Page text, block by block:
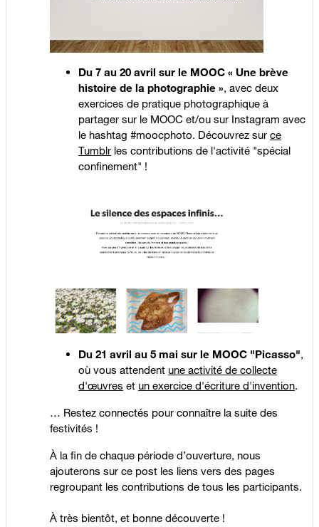
Du 7 au 20 avril sur le MOOC « Une brève
histoire de la photographie » , avec deux
exercices de pratique photographique à
partager sur le MOOC et/ou sur Instagram avec
le hashtag #moocphoto. Découvrez sur ce
Tumblr les contributions de l'activité "spécial
confinement" !
Du 21 avril au 5 mai sur le MOOC "Picasso",
où vous attendent une activité de collecte
d'œuvres et un exercice d'écriture d'invention.
… Restez connectés pour connaître la suite des
festivités !
À la fin de chaque période d’ouverture, nous
ajouterons sur ce post les liens vers des pages
regroupant les contributions de tous les participants.
À très bientôt, et bonne découverte !